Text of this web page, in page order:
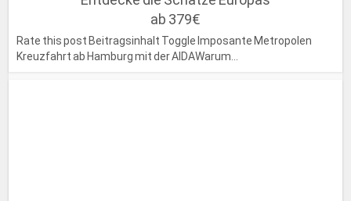
ab 379€
Rate this post Beitragsinhalt Toggle Imposante Metropolen
Kreuzfahrt ab Hamburg mit der AIDAWarum...